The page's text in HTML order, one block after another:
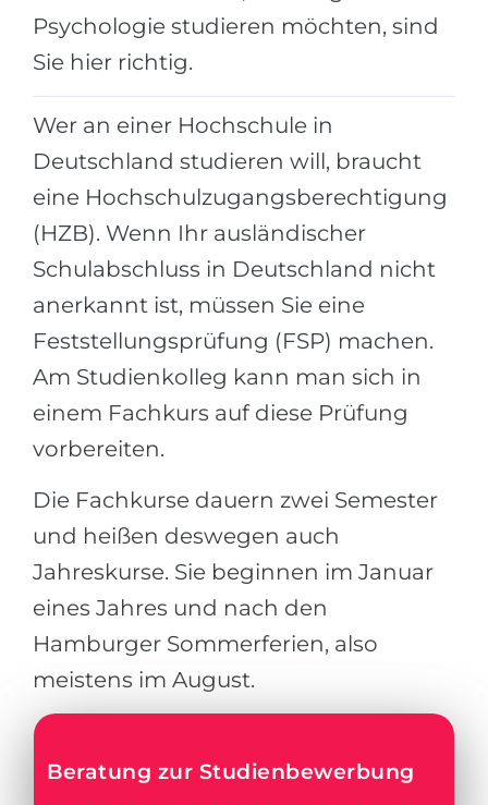
Studienfächer
Beispiel-Stellenangebote
BERUFSORIENTIERUNG
RIASEC-Test
Erfolgzu
100%
Unsere Studierenden werden
BERATUNG!
BEWERBEN FÜR FACHRICHTUNG …
Ingenieurwesen
Physik
Management
Anderes Fach
BEWERBEN AUS …
Aserbaidschan
BERATUNG BUCHEN
Psychologie studieren möchten, sind
Sie hier richtig.
Wer an einer Hochschule in
Deutschland studieren will, braucht
eine Hochschulzugangsberechtigung
(HZB). Wenn Ihr ausländischer
Schulabschluss in Deutschland nicht
anerkannt ist, müssen Sie eine
Feststellungsprüfung (FSP) machen.
Am Studienkolleg kann man sich in
einem Fachkurs auf diese Prüfung
vorbereiten.
Die Fachkurse dauern zwei Semester
und heißen deswegen auch
Jahreskurse. Sie beginnen im Januar
eines Jahres und nach den
Hamburger Sommerferien, also
meistens im August.
Beratung zur Studienbewerbung